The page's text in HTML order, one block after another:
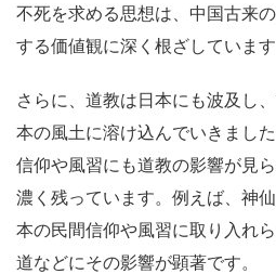
不死を求める思想は、中国古来
する価値観に深く根ざしています
さらに、道教は日本にも波及し
本の風土に溶け込んでいきまし
信仰や風習にも道教の影響が見
濃く残っています。例えば、神
本の民間信仰や風習に取り入れ
道などにその影響が顕著です。